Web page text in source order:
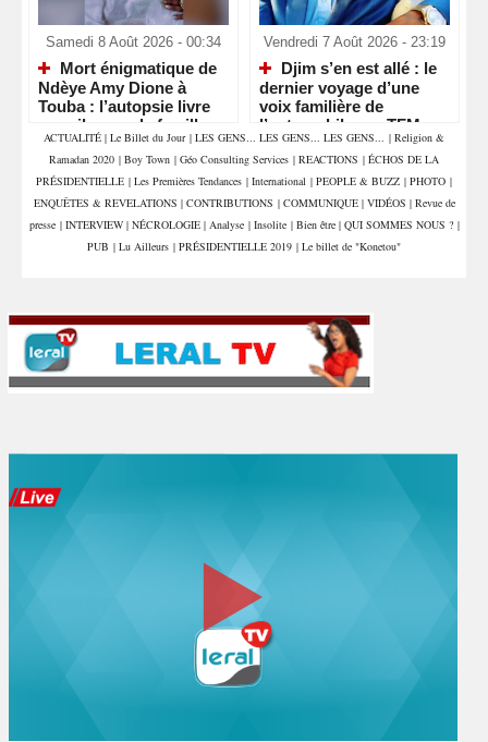
Samedi 8 Août 2026 - 00:34
Mort énigmatique de
Ndèye Amy Dione à
Touba : l’autopsie livre
ses silences, la famille
attend la vérité
Vendredi 7 Août 2026 - 23:19
Djim s’en est allé : le
dernier voyage d’une
voix familière de
l’automobile sur TFM
ACTUALITÉ | Le Billet du Jour | LES GENS... LES GENS... LES GENS... | Religion &
Ramadan 2020 | Boy Town | Géo Consulting Services | REACTIONS | ÉCHOS DE LA
PRÉSIDENTIELLE | Les Premières Tendances | International | PEOPLE & BUZZ | PHOTO |
ENQUÊTES & REVELATIONS | CONTRIBUTIONS | COMMUNIQUE | VIDÉOS | Revue de
presse | INTERVIEW | NÉCROLOGIE | Analyse | Insolite | Bien être | QUI SOMMES NOUS ? |
PUB | Lu Ailleurs | PRÉSIDENTIELLE 2019 | Le billet de "Konetou"